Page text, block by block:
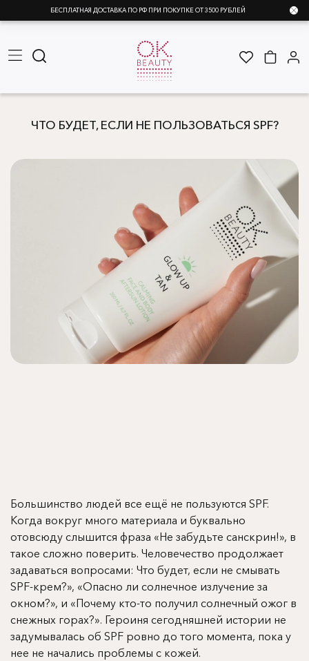
БЕСПЛАТНАЯ ДОСТАВКА ПО РФ ПРИ ПОКУПКЕ ОТ 3500 РУБЛЕЙ
ЧТО БУДЕТ, ЕСЛИ НЕ ПОЛЬЗОВАТЬСЯ SPF?
Большинство людей все ещё не пользуются SPF.
Когда вокруг много материала и буквально
отовсюду слышится фраза «Не забудьте санскрин!», в
такое сложно поверить. Человечество продолжает
задаваться вопросами: Что будет, если не смывать
SPF-крем?», «Опасно ли солнечное излучение за
окном?», и «Почему кто-то получил солнечный ожог в
снежных горах?». Героиня сегодняшней истории не
задумывалась об SPF ровно до того момента, пока у
нее не начались проблемы с кожей.